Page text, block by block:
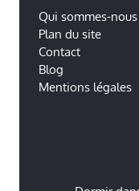
Qui sommes-nous
Plan du site
Contact
Blog
Mentions légales